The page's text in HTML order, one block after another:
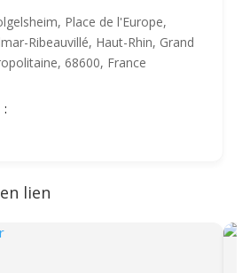
Place de l'Europe,
Ribeauvillé, Haut-Rhin, Grand
68600, France
lien